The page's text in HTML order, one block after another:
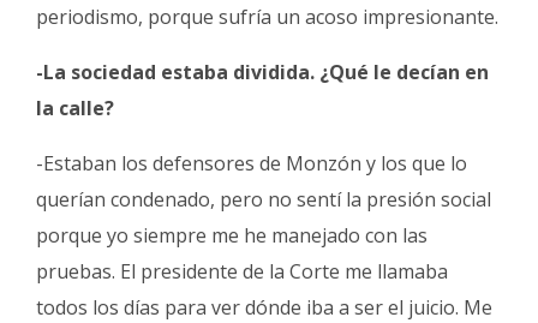
periodismo, porque sufría un acoso impresionante.
-La sociedad estaba dividida. ¿Qué le decían en
la calle?
-Estaban los defensores de Monzón y los que lo
querían condenado, pero no sentí la presión social
porque yo siempre me he manejado con las
pruebas. El presidente de la Corte me llamaba
todos los días para ver dónde iba a ser el juicio. Me